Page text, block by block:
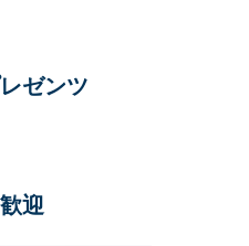
ゼンツ
迎